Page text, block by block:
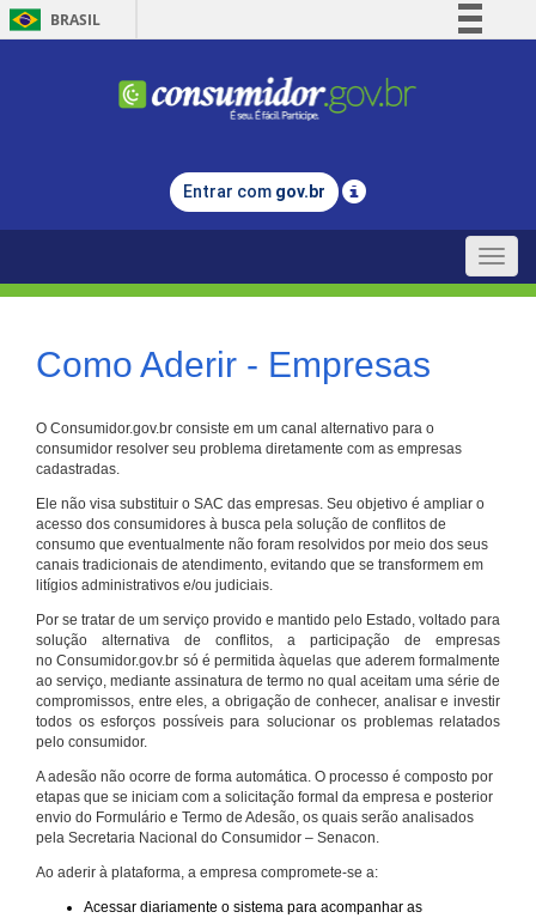
BRASIL
Comunica BR
Legislação
Entrar com gov.br
Toggle
Como Aderir - Empresas
O Consumidor.gov.br consiste em um canal alternativo para o
consumidor resolver seu problema diretamente com as empresas
cadastradas.
Ele não visa substituir o SAC das empresas. Seu objetivo é ampliar o
acesso dos consumidores à busca pela solução de conflitos de
consumo que eventualmente não foram resolvidos por meio dos seus
canais tradicionais de atendimento, evitando que se transformem em
litígios administrativos e/ou judiciais.
Por se tratar de um serviço provido e mantido pelo Estado, voltado para
solução alternativa de conflitos, a participação de empresas
no Consumidor.gov.br só é permitida àquelas que aderem formalmente
ao serviço, mediante assinatura de termo no qual aceitam uma série de
compromissos, entre eles, a obrigação de conhecer, analisar e investir
todos os esforços possíveis para solucionar os problemas relatados
pelo consumidor.
A adesão não ocorre de forma automática. O processo é composto por
etapas que se iniciam com a solicitação formal da empresa e posterior
envio do Formulário e Termo de Adesão, os quais serão analisados
pela Secretaria Nacional do Consumidor – Senacon.
Ao aderir à plataforma, a empresa compromete-se a:
Acessar diariamente o sistema para acompanhar as